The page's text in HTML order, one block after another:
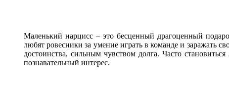
Маленький нарцисс – это бесценный драгоценный
любят ровесники за умение играть в команде и заражать
достоинства, сильным чувством долга. Часто
познавательный интерес.